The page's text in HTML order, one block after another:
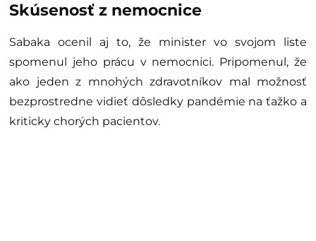
Skúsenosť z nemocnice
Sabaka ocenil aj to, že minister vo svojom liste
spomenul jeho prácu v nemocnici. Pripomenul, že
ako jeden z mnohých zdravotníkov mal možnosť
bezprostredne vidieť dôsledky pandémie na ťažko a
kriticky chorých pacientov.